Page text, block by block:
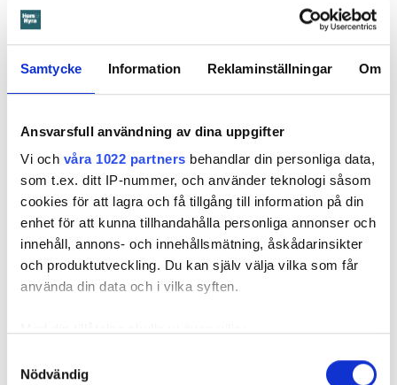
Samtycke Information Reklaminställningar Om
Ansvarsfull användning av dina uppgifter
Vi och våra 1022 partners behandlar din personliga data,
som t.ex. ditt IP-nummer, och använder teknologi såsom
cookies för att lagra och få tillgång till information på din
enhet för att kunna tillhandahålla personliga annonser och
innehåll, annons- och innehållsmätning, åskådarinsikter
och produktutveckling. Du kan själv välja vilka som får
använda din data och i vilka syften.
som kan ha en noggrannhet på upp till flera meter
Nödvändig
plastmattan på väggen i duschen upptäcktes. Strax efter
detta lät värden ett företag göra en besiktning av
svetsskarven under en längre tid och orsakat omfattande
vattenskador.
Därför sade den privata hyresvärden upp hyreskontraktet
med hänvisning till att hyresgästen inte iakttagit sin så
kallade vårdplikt (se faktaruta). Eftersom han inte gick med
på att flytta fick hyresnämnden i Malmö pröva
uppsägningen.